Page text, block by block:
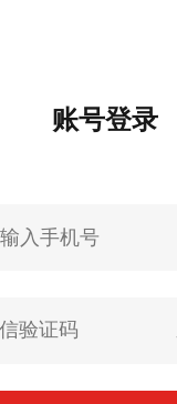
账号登录